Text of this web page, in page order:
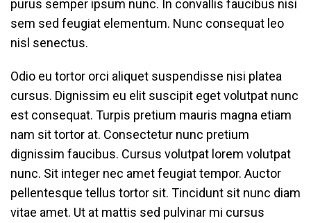
purus semper ipsum nunc. In convallis faucibus nisi
sem sed feugiat elementum. Nunc consequat leo
nisl senectus.
Odio eu tortor orci aliquet suspendisse nisi platea
cursus. Dignissim eu elit suscipit eget volutpat nunc
est consequat. Turpis pretium mauris magna etiam
nam sit tortor at. Consectetur nunc pretium
dignissim faucibus. Cursus volutpat lorem volutpat
nunc. Sit integer nec amet feugiat tempor. Auctor
pellentesque tellus tortor sit. Tincidunt sit nunc diam
vitae amet. Ut at mattis sed pulvinar mi cursus